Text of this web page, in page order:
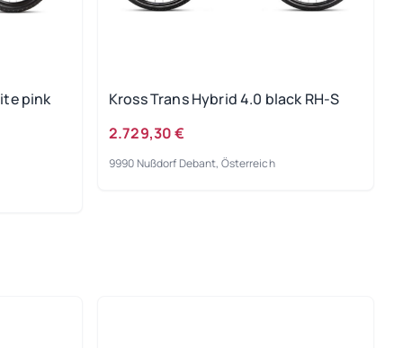
pink
Kross Trans Hybrid 4.0 black RH-S
2.729,30 €
9990 Nußdorf Debant, Österreich